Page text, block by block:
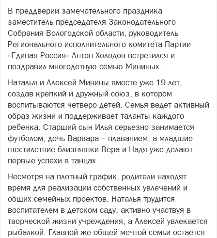
В преддверии замечательного праздника
заместитель председателя Законодательного
Собрания Вологодской области, руководитель
Регионального исполнительного комитета Партии
«Единая Россия» Антон Холодов встретился и
поздравил многодетную семью Мининых.
Наталья и Алексей Минины вместе уже 19 лет,
создав крепкий и дружный союз, в котором
воспитываются четверо детей. Семья ведет активный
образ жизни и поддерживает таланты каждого
ребенка. Старший сын Илья серьезно занимается
футболом, дочь Варвара – плаванием, а младшие
шестилетние близняшки Вера и Надя уже делают
первые успехи в танцах.
Несмотря на плотный график, родители находят
время для реализации собственных увлечений и
общих семейных проектов. Наталья трудится
воспитателем в детском саду, активно участвуя в
творческой жизни учреждения, а Алексей увлекается
рыбалкой. Главной же общей мечтой семьи остается